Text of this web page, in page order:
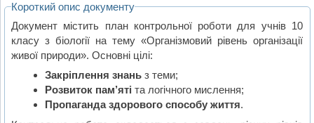
Короткий опис документу
Документ містить план контрольної роботи для учнів 10
класу з біології на тему «Організмовий рівень організації
живої природи». Основні цілі:
Закріплення знаньз теми;
Розвиток пам’яті та логічного мислення;
Пропаганда здорового способу життя.